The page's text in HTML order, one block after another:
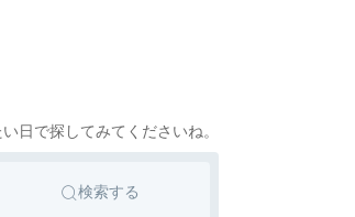
シティホテル
日で探してみてくださいね。
検索する